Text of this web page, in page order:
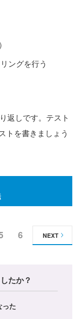
ングを行う
返しです。テスト
トを書きましょう
6 NEXT
たか？
った